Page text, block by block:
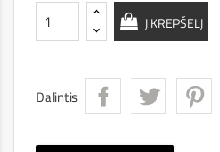
Į KREPŠELĮ
Dalintis